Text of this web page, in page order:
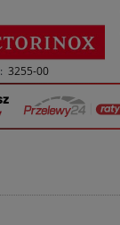
3255-00